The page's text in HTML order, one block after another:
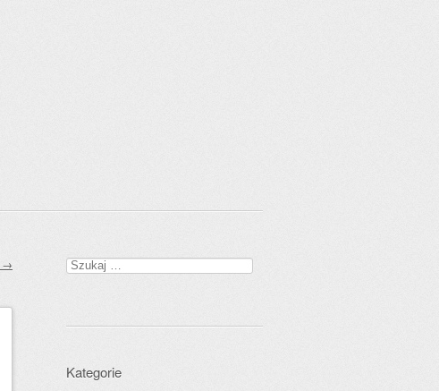
→ Szukaj:
Kategorie